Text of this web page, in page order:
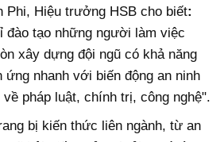
Phi, Hiệu trưởng HSB cho biết:
đào tạo những người làm việc
xây dựng đội ngũ có khả năng
ứng nhanh với biến động an ninh
pháp luật, chính trị, công nghệ".
bị kiến thức liên ngành, từ an